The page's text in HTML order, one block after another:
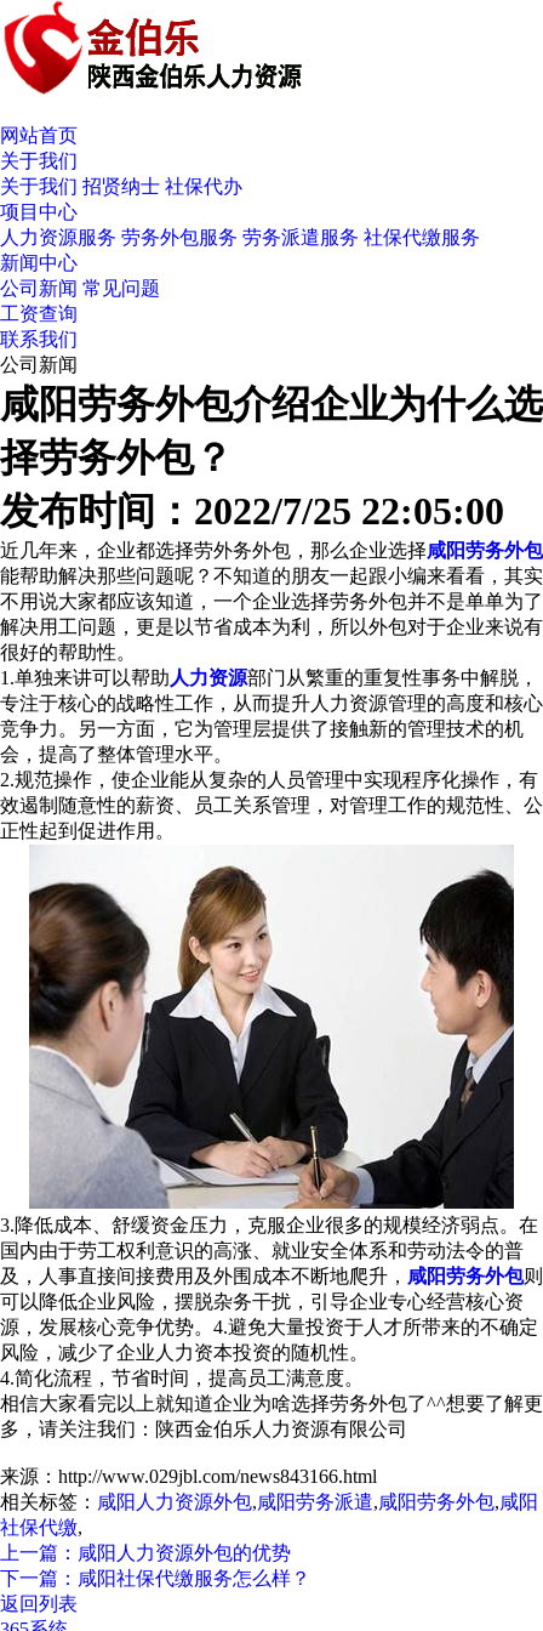
网站首页
关于我们
关于我们 招贤纳士 社保代办
项目中心
人力资源服务 劳务外包服务 劳务派遣服务 社保代缴服务
新闻中心
公司新闻 常见问题
工资查询
联系我们
公司新闻
咸阳劳务外包介绍企业为什么选
择劳务外包？
发布时间：2022/7/25 22:05:00
近几年来，企业都选择劳外务外包，那么企业选择咸阳劳务外包
能帮助解决那些问题呢？不知道的朋友一起跟小编来看看，其实
不用说大家都应该知道，一个企业选择劳务外包并不是单单为了
解决用工问题，更是以节省成本为利，所以外包对于企业来说有
很好的帮助性。
1.单独来讲可以帮助 人力资源部门从繁重的重复性事务中解脱，
专注于核心的战略性工作，从而提升人力资源管理的高度和核心
竞争力。另一方面，它为管理层提供了接触新的管理技术的机
会，提高了整体管理水平。
2.规范操作，使企业能从复杂的人员管理中实现程序化操作，有
效遏制随意性的薪资、员工关系管理，对管理工作的规范性、公
正性起到促进作用。
3.降低成本、舒缓资金压力，克服企业很多的规模经济弱点。在
国内由于劳工权利意识的高涨、就业安全体系和劳动法令的普
及，人事直接间接费用及外围成本不断地爬升， 咸阳劳务外包则
可以降低企业风险，摆脱杂务干扰，引导企业专心经营核心资
源，发展核心竞争优势。4.避免大量投资于人才所带来的不确定
风险，减少了企业人力资本投资的随机性。
4.简化流程，节省时间，提高员工满意度。
相信大家看完以上就知道企业为啥选择劳务外包了^^想要了解更
多，请关注我们：陕西金伯乐人力资源有限公司
来源：http://www.029jbl.com/news843166.html
相关标签： 咸阳人力资源外包,咸阳劳务派遣,咸阳劳务外包,咸阳
社保代缴,
上一篇：咸阳人力资源外包的优势
下一篇：咸阳社保代缴服务怎么样？
返回列表